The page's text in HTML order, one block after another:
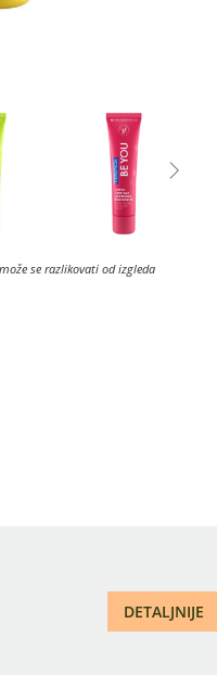
se razlikovati od izgleda
DETALJNIJE